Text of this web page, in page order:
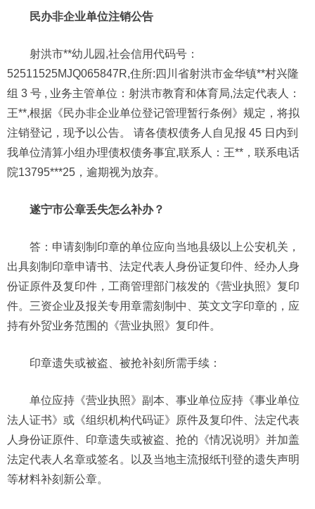
民办非企业单位注销公告
射洪市**幼儿园,社会信用代码号：
52511525MJQ065847R,住所:四川省射洪市金华镇**村兴隆
组 3 号 , 业务主管单位：射洪市教育和体育局,法定代表人：
王**,根据《民办非企业单位登记管理暂行条例》规定，将拟
注销登记，现予以公告。 请各债权债务人自见报 45 日内到
我单位清算小组办理债权债务事宜,联系人：王**，联系电话
院13795***25，逾期视为放弃。
遂宁市公章丢失怎么补办？
答：申请刻制印章的单位应向当地县级以上公安机关，
出具刻制印章申请书、法定代表人身份证复印件、经办人身
份证原件及复印件，工商管理部门核发的《营业执照》复印
件。三资企业及报关专用章需刻制中、英文文字印章的，应
持有外贸业务范围的《营业执照》复印件。
印章遗失或被盗、被抢补刻所需手续：
单位应持《营业执照》副本、事业单位应持《事业单位
法人证书》或《组织机构代码证》原件及复印件、法定代表
人身份证原件、印章遗失或被盗、抢的《情况说明》并加盖
法定代表人名章或签名。以及当地主流报纸刊登的遗失声明
等材料补刻新公章。